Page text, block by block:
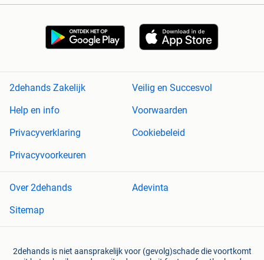
2dehands Zakelijk
Veilig en Succesvol
Help en info
Voorwaarden
Privacyverklaring
Cookiebeleid
Privacyvoorkeuren
Over 2dehands
Adevinta
Sitemap
2dehands is niet aansprakelijk voor (gevolg)schade die voortkomt